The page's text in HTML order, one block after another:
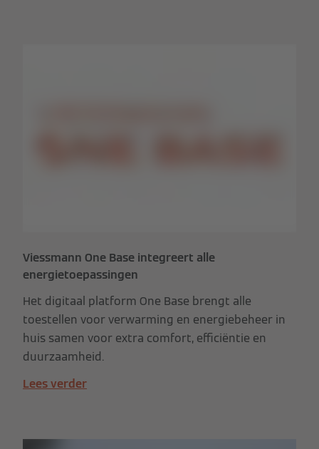
Viessmann One Base integreert alle
energietoepassingen
Het digitaal platform One Base brengt alle
toestellen voor verwarming en energiebeheer in
huis samen voor extra comfort, efficiëntie en
duurzaamheid.
Lees verder